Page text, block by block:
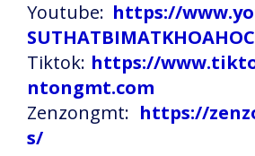
Youtube: https://
Tiktok: https://
ntongmt.com
Zenzongmt: https://
s/